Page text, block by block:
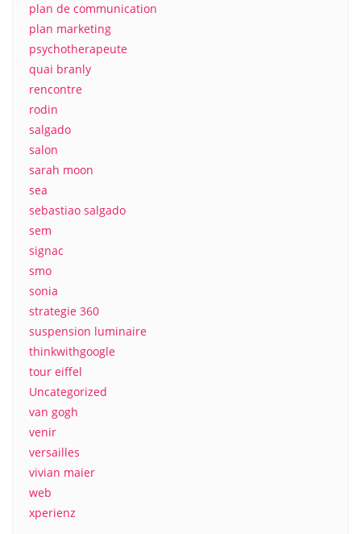
plan de communication
plan marketing
psychotherapeute
quai branly
rencontre
rodin
salgado
salon
sarah moon
sea
sebastiao salgado
sem
signac
smo
sonia
strategie 360
suspension luminaire
thinkwithgoogle
tour eiffel
Uncategorized
van gogh
venir
versailles
vivian maier
web
xperienz